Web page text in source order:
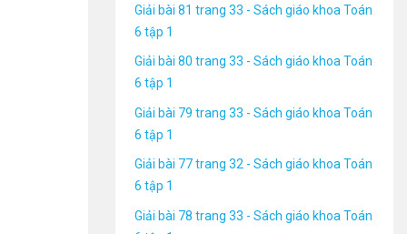
Giải bài 81 trang 33 - Sách giáo khoa Toán
6 tập 1
Giải bài 80 trang 33 - Sách giáo khoa Toán
6 tập 1
Giải bài 79 trang 33 - Sách giáo khoa Toán
6 tập 1
Giải bài 77 trang 32 - Sách giáo khoa Toán
6 tập 1
Giải bài 78 trang 33 - Sách giáo khoa Toán